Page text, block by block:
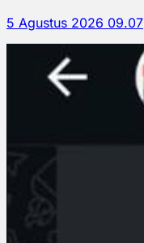
5 Agustus 2026 09.07